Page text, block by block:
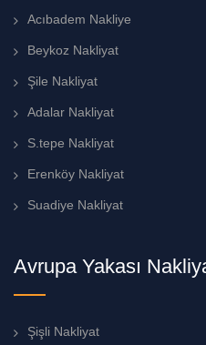
Acıbadem Nakliye
Beykoz Nakliyat
Şile Nakliyat
Adalar Nakliyat
S.tepe Nakliyat
Erenköy Nakliyat
Suadiye Nakliyat
Avrupa Yakası
Şişli Nakliyat